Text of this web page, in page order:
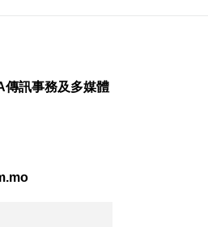
地男子被羈
條款不衝突
傳訊事務及多媒體